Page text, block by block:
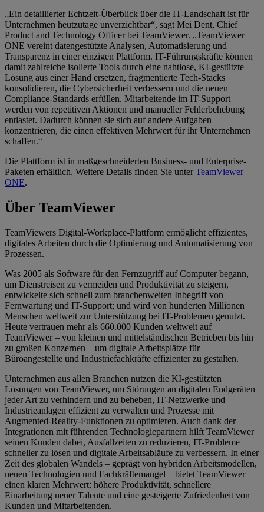
„Ein detaillierter Echtzeit-Überblick über die IT-Landschaft ist für
Unternehmen heutzutage unverzichtbar“, sagt Mei Dent, Chief
Product and Technology Officer bei TeamViewer. „TeamViewer
ONE vereint datengestützte Analysen, Automatisierung und
Transparenz in einer einzigen Plattform. IT-Führungskräfte können
damit zahlreiche isolierte Tools durch eine nahtlose, KI-gestützte
Lösung aus einer Hand ersetzen, fragmentierte Tech-Stacks
konsolidieren, die Cybersicherheit verbessern und die neuen
Compliance-Standards erfüllen. Mitarbeitende im IT-Support
werden von repetitiven Aktionen und manueller Fehlerbehebung
entlastet. Dadurch können sie sich auf andere Aufgaben
konzentrieren, die einen effektiven Mehrwert für ihr Unternehmen
schaffen.“
Die Plattform ist in maßgeschneiderten Business- und Enterprise-
Paketen erhältlich. Weitere Details finden Sie unterTeamViewer
ONE.
Über TeamViewer
TeamViewers Digital-Workplace-Plattform ermöglicht effizientes,
digitales Arbeiten durch die Optimierung und Automatisierung von
Prozessen.
Was 2005 als Software für den Fernzugriff auf Computer begann,
um Dienstreisen zu vermeiden und Produktivität zu steigern,
entwickelte sich schnell zum branchenweiten Inbegriff von
Fernwartung und IT-Support; und wird von hunderten Millionen
Menschen weltweit zur Unterstützung bei IT-Problemen genutzt.
Heute vertrauen mehr als 660.000 Kunden weltweit auf
TeamViewer – von kleinen und mittelständischen Betrieben bis hin
zu großen Konzernen – um digitale Arbeitsplätze für
Büroangestellte und Industriefachkräfte effizienter zu gestalten.
Unternehmen aus allen Branchen nutzen die KI-gestützten
Lösungen von TeamViewer, um Störungen an digitalen Endgeräten
jeder Art zu verhindern und zu beheben, IT-Netzwerke und
Industrieanlagen effizient zu verwalten und Prozesse mit
Augmented-Reality-Funktionen zu optimieren. Auch dank der
Integrationen mit führenden Technologiepartnern hilft TeamViewer
seinen Kunden dabei, Ausfallzeiten zu reduzieren, IT-Probleme
schneller zu lösen und digitale Arbeitsabläufe zu verbessern. In einer
Zeit des globalen Wandels – geprägt von hybriden Arbeitsmodellen,
neuen Technologien und Fachkräftemangel – bietet TeamViewer
einen klaren Mehrwert: höhere Produktivität, schnellere
Einarbeitung neuer Talente und eine gesteigerte Zufriedenheit von
Kunden und Mitarbeitenden.